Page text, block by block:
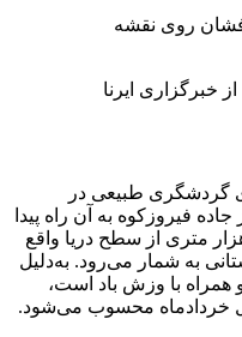
روی نقشه
خبرگزاری ایرنا
گردشگری طبیعی در
فیروزکوه به آن راه پیدا
هزار متری از سطح دریا واقع
به شمار می‌رود. به‌دلیل
همراه با وزش باد است،
خردادماه محسوب می‌شود.